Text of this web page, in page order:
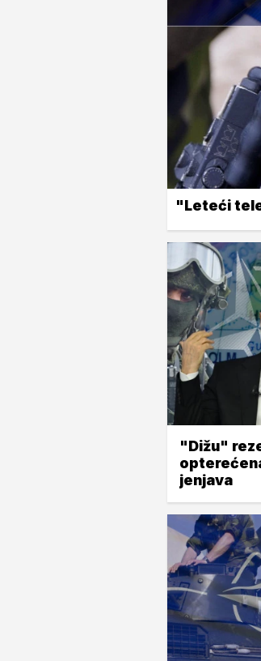
"Leteći
"Dižu"
jenjava